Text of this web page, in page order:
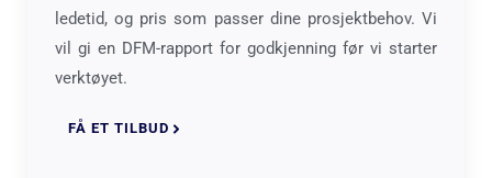
ledetid, og pris som passer dine prosjektbehov. Vi
vil gi en DFM-rapport for godkjenning før vi starter
verktøyet.
FÅ ET TILBUD